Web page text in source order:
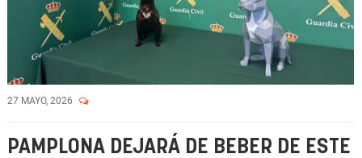
27 MAYO, 2026
PAMPLONA DEJARÁ DE BEBER DE ESTE